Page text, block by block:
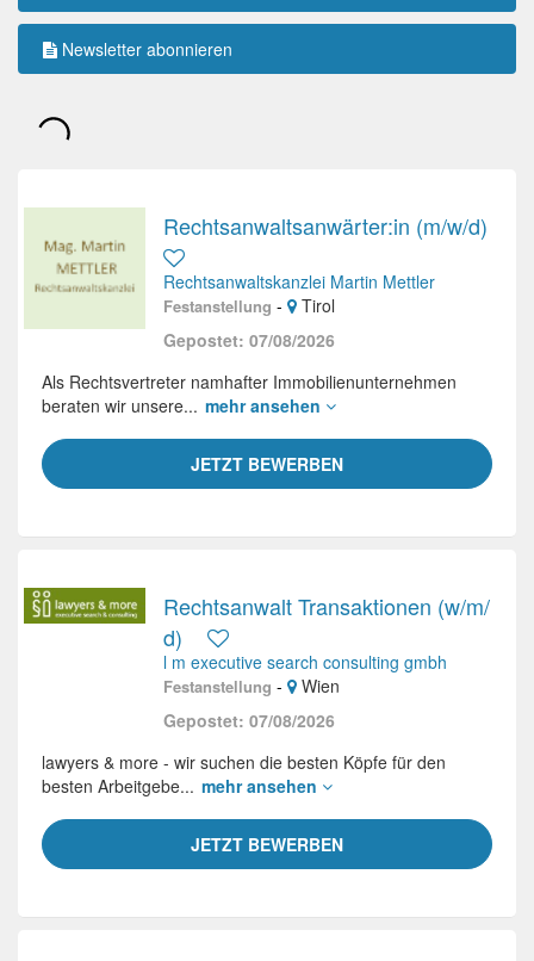
Newsletter abonnieren
Rechtsanwaltsanwärter:in (m/w/d)
Rechtsanwaltskanzlei Martin Mettler
Festanstellung -
Tirol
Gepostet: 07/08/2026
JETZT BEWERBEN
Als Rechtsvertreter namhafter Immobilienunternehmen
beraten wir unsere... mehr ansehen
Rechtsanwalt Transaktionen (w/m/
d)
l m executive search consulting gmbh
Festanstellung -
Wien
Gepostet: 07/08/2026
JETZT BEWERBEN
lawyers & more - wir suchen die besten Köpfe für den
besten Arbeitgebe... mehr ansehen